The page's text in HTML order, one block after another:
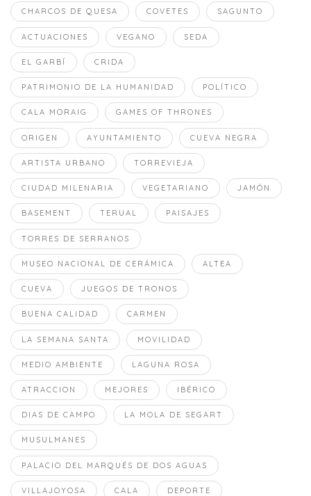
CHARCOS DE QUESA COVETES SAGUNTO
ACTUACIONES VEGANO SEDA
EL GARBÍ CRIDA
PATRIMONIO DE LA HUMANIDAD POLÍTICO
CALA MORAIG GAMES OF THRONES
ORIGEN AYUNTAMIENTO CUEVA NEGRA
ARTISTA URBANO TORREVIEJA
CIUDAD MILENARIA VEGETARIANO JAMÓN
BASEMENT TERUAL PAISAJES
TORRES DE SERRANOS
MUSEO NACIONAL DE CERÁMICA ALTEA
CUEVA JUEGOS DE TRONOS
BUENA CALIDAD CARMEN
LA SEMANA SANTA MOVILIDAD
MEDIO AMBIENTE LAGUNA ROSA
ATRACCION MEJORES IBÉRICO
DIAS DE CAMPO LA MOLA DE SEGART
MUSULMANES
PALACIO DEL MARQUÉS DE DOS AGUAS
VILLAJOYOSA CALA DEPORTE